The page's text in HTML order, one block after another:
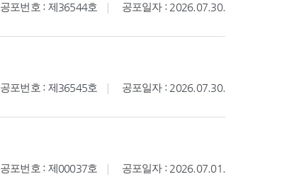
공포번호 : 제36544호 공포일자 : 2026.07.30.
공포번호 : 제36545호 공포일자 : 2026.07.30.
공포번호 : 제00037호 공포일자 : 2026.07.01.